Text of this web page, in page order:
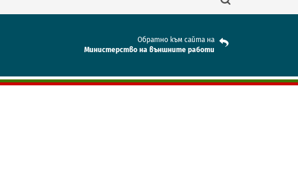
Обратно към сайта на
Mинистерство на външните работи